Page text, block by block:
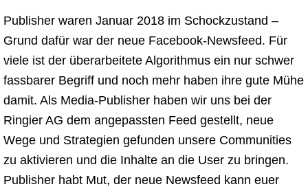
Publisher waren Januar 2018 im Schockzustand –
Grund dafür war der neue Facebook-Newsfeed. Für
viele ist der überarbeitete Algorithmus ein nur schwer
fassbarer Begriff und noch mehr haben ihre gute Mühe
damit. Als Media-Publisher haben wir uns bei der
Ringier AG dem angepassten Feed gestellt, neue
Wege und Strategien gefunden unsere Communities
zu aktivieren und die Inhalte an die User zu bringen.
Publisher habt Mut, der neue Newsfeed kann euer